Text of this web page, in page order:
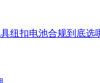
纽扣电池合规到底选